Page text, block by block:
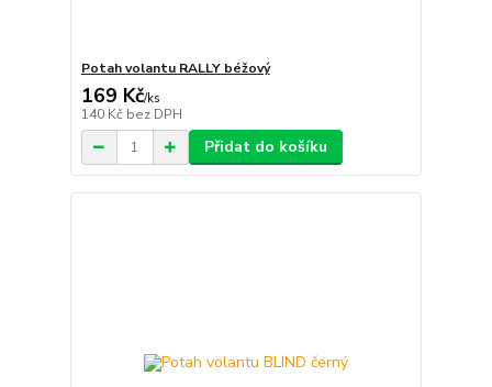
Potah volantu RALLY béžový
169 Kč/ks
140 Kč bez DPH
Přidat do košíku